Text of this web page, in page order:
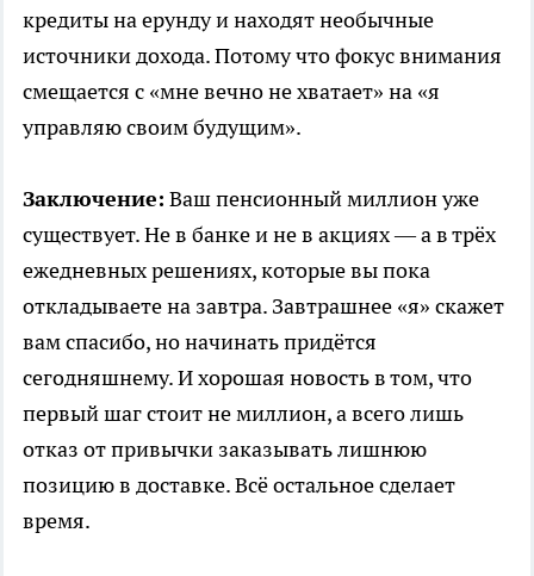
кредиты на ерунду и находят необычные
источники дохода. Потому что фокус внимания
смещается с «мне вечно не хватает» на «я
управляю своим будущим».
Заключение: Ваш пенсионный миллион уже
существует. Не в банке и не в акциях — а в трёх
ежедневных решениях, которые вы пока
откладываете на завтра. Завтрашнее «я» скажет
вам спасибо, но начинать придётся
сегодняшнему. И хорошая новость в том, что
первый шаг стоит не миллион, а всего лишь
отказ от привычки заказывать лишнюю
позицию в доставке. Всё остальное сделает
время.